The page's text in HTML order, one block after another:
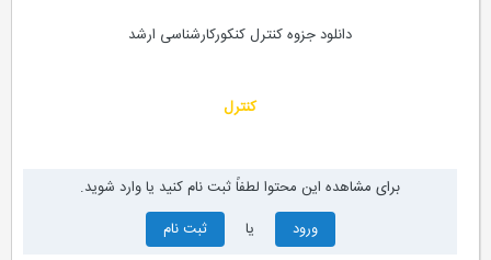
دانلود جزوه کنترل کنکورکارشناسی ارشد
کنترل
برای مشاهده این محتوا لطفاً ثبت نام کنید یا وارد شوید.
ورود
ثبت نام